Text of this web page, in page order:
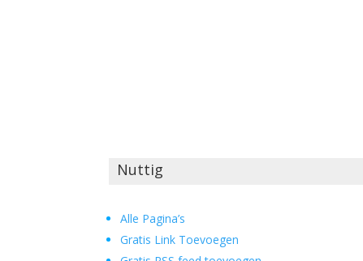
Nuttig
Alle Pagina’s
Gratis Link Toevoegen